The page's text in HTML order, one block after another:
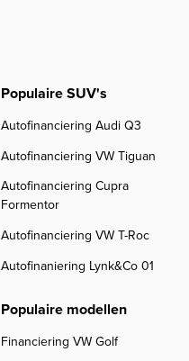
Populaire SUV's
Autofinanciering Audi Q3
Autofinanciering VW Tiguan
Autofinanciering Cupra
Formentor
Autofinanciering VW T-Roc
Autofinaniering Lynk&Co 01
Populaire modellen
Financiering VW Golf